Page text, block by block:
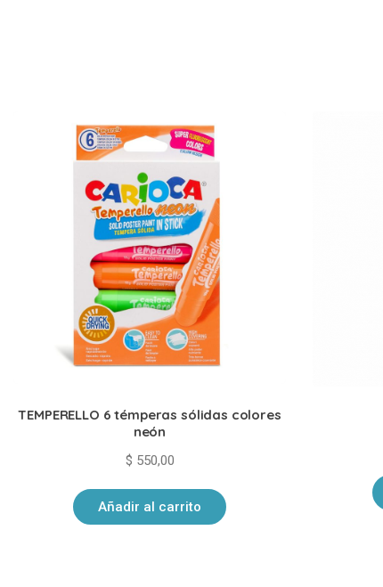
TEMPERELLO 6 témperas sólidas colores
neón
$ 550,00
Añadir al carrito